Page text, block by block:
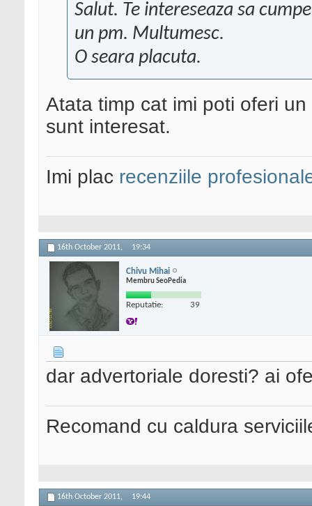
Salut. Te intereseaza sa
un pm. Multumesc.
O seara placuta.
Atata timp cat imi poti oferi
sunt interesat.
Imi plac recenziile
16th October 2011, 19:34
Chivu Mihai
Membru SeoPedia
Reputatie: 39
dar advertoriale doresti? ai
Recomand cu caldura
16th October 2011, 19:44